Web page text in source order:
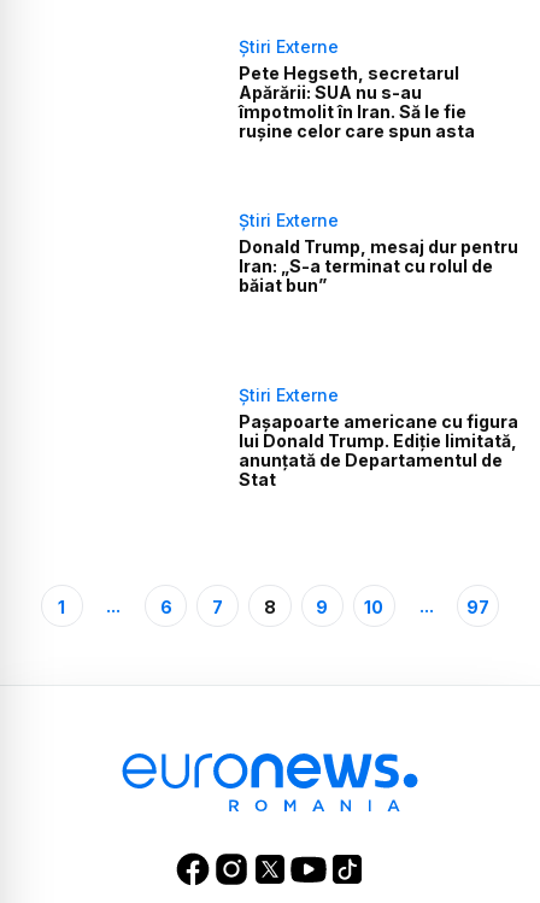
Știri Externe
Pete Hegseth, secretarul
Apărării: SUA nu s-au
împotmolit în Iran. Să le fie
rușine celor care spun asta
Știri Externe
Donald Trump, mesaj dur pentru
Iran: „S-a terminat cu rolul de
băiat bun”
Știri Externe
Pașapoarte americane cu figura
lui Donald Trump. Ediție limitată,
anunțată de Departamentul de
Stat
1 ... 6 7 8 9 10 ... 97